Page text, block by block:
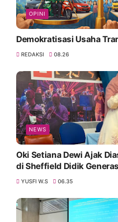
OPINI
Demokratisasi Usaha
REDAKSI 08.26
NEWS
Oki Setiana Dewi Ajak
di Sheffield Didik
YUSFI W.S 06.35